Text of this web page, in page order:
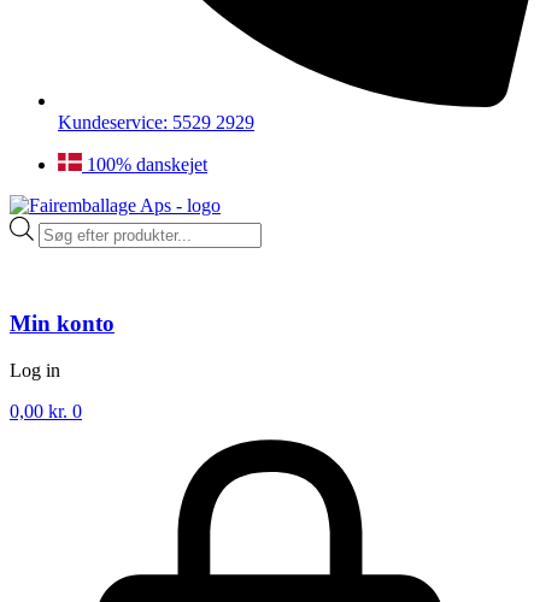
Kundeservice: 5529 2929
100% danskejet
Products
search
Min konto
Log in
0,00 kr. 0